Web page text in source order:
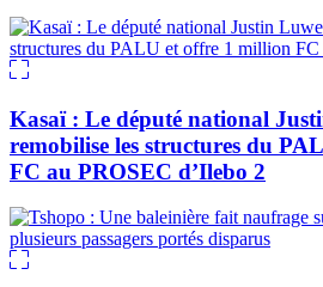
Kasaï : Le député national
remobilise les structures du
FC au PROSEC d’Ilebo 2